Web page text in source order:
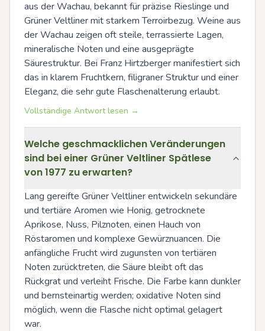
aus der Wachau, bekannt für präzise Rieslinge und
Grüner Veltliner mit starkem Terroirbezug. Weine aus
der Wachau zeigen oft steile, terrassierte Lagen,
mineralische Noten und eine ausgeprägte
Säurestruktur. Bei Franz Hirtzberger manifestiert sich
das in klarem Fruchtkern, filigraner Struktur und einer
Eleganz, die sehr gute Flaschenalterung erlaubt.
Vollständige Antwort lesen →
Welche geschmacklichen Veränderungen
sind bei einer Grüner Veltliner Spätlese
von 1977 zu erwarten?
Lang gereifte Grüner Veltliner entwickeln sekundäre
und tertiäre Aromen wie Honig, getrocknete
Aprikose, Nuss, Pilznoten, einen Hauch von
Röstaromen und komplexe Gewürznuancen. Die
anfängliche Frucht wird zugunsten von tertiären
Noten zurücktreten, die Säure bleibt oft das
Rückgrat und verleiht Frische. Die Farbe kann dunkler
und bernsteinartig werden; oxidative Noten sind
möglich, wenn die Flasche nicht optimal gelagert
war.